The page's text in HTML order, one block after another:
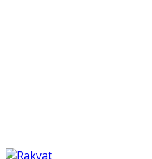
Copyright © 2022 │